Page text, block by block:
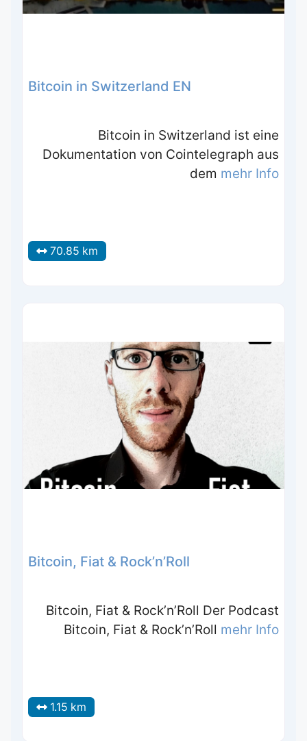
Bitcoin in Switzerland EN
Bitcoin in Switzerland ist eine
Dokumentation von Cointelegraph aus
dem mehr Info
70.85 km
Bitcoin, Fiat & Rock’n’Roll
Bitcoin, Fiat & Rock’n’Roll Der Podcast
Bitcoin, Fiat & Rock’n’Roll mehr Info
1.15 km